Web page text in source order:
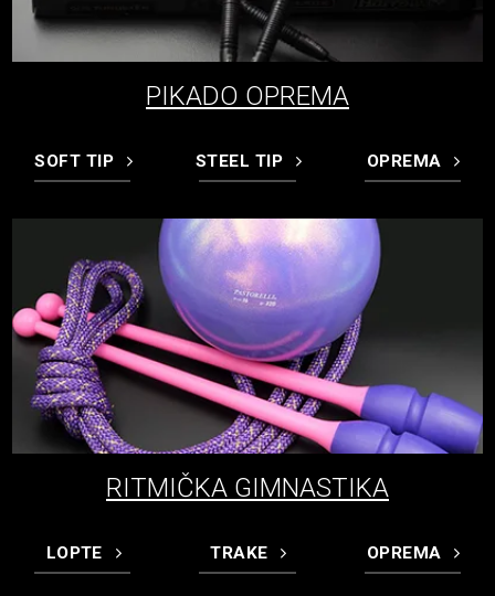
PIKADO OPREMA
SOFT TIP STEEL TIP OPREMA
RITMIČKA GIMNASTIKA
LOPTE TRAKE OPREMA